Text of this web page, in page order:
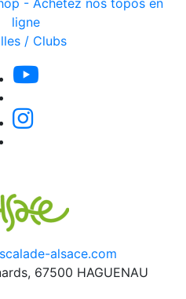
- Achetez nos topos en
ligne
/ Clubs
alsace.com
67500 HAGUENAU